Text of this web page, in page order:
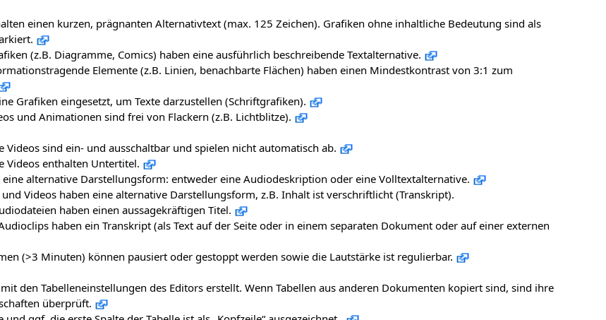
einen kurzen, prägnanten Alternativtext (max. 125 Zeichen). Grafiken ohne inhaltliche Bedeutung sind als
(z.B. Diagramme, Comics) haben eine ausführlich beschreibende Textalternative.
Elemente (z.B. Linien, benachbarte Flächen) haben einen Mindestkontrast von 3:1 zum
Grafiken eingesetzt, um Texte darzustellen (Schriftgrafiken).
und Animationen sind frei von Flackern (z.B. Lichtblitze).
Videos sind ein- und ausschaltbar und spielen nicht automatisch ab.
Videos enthalten Untertitel.
eine alternative Darstellungsform: entweder eine Audiodeskription oder eine Volltextalternative.
Videos haben eine alternative Darstellungsform, z.B. Inhalt ist verschriftlicht (Transkript).
haben einen aussagekräftigen Titel.
haben ein Transkript (als Text auf der Seite oder in einem separaten Dokument oder auf einer externen
(>3 Minuten) können pausiert oder gestoppt werden sowie die Lautstärke ist regulierbar.
den Tabelleneinstellungen des Editors erstellt. Wenn Tabellen aus anderen Dokumenten kopiert sind, sind ihre
überprüft.